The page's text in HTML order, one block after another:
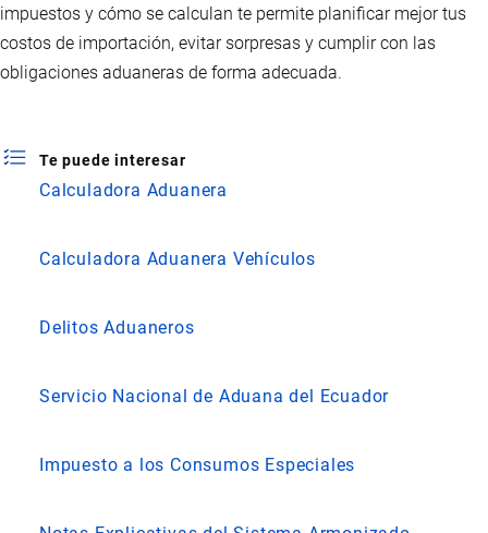
impuestos y cómo se calculan te permite planificar mejor tus
costos de importación, evitar sorpresas y cumplir con las
obligaciones aduaneras de forma adecuada.
Te puede interesar
Calculadora Aduanera
Calculadora Aduanera Vehículos
Delitos Aduaneros
Servicio Nacional de Aduana del Ecuador
Impuesto a los Consumos Especiales